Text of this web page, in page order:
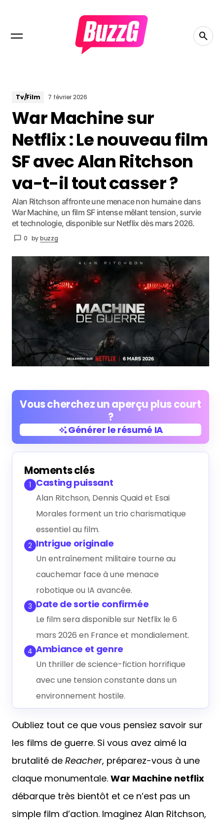
Tv/Film 7 février 2026
War Machine sur
Netflix : Le nouveau film
SF avec Alan Ritchson
va-t-il tout casser ?
Alan Ritchson affronte une menace non humaine dans
War Machine, un film SF intense mêlant tension, survie
et technologie, disponible sur Netflix dès mars 2026.
0 bybuzzg
Vous cherchez un aperçu plus court
?
Générer le résumé IA
Générer le résumé IA
Moments clés
1 Casting puissant
Alan Ritchson, Dennis Quaid et Esai
Morales forment un trio charismatique
essentiel au film.
2 Intrigue originale
Un entraînement militaire tourne au
cauchemar face à une menace
robotique ou IA avancée.
3 Date de sortie confirmée
Le film sera disponible sur Netflix le 6
mars 2026 en France et mondialement.
4 Ambiance et genre
Un thriller de science-fiction horrifique
avec une tension constante dans un
environnement hostile.
Oubliez tout ce que vous pensiez savoir sur
les films de guerre. Si vous avez aimé la
brutalité de Reacher, préparez-vous à une
claque monumentale. War Machine netflix
débarque très bientôt et ce n’est pas un
simple film d’action. Imaginez Alan Ritchson,